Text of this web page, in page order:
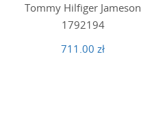
Tommy Hilfiger Jameson
1792194
711.00 zł